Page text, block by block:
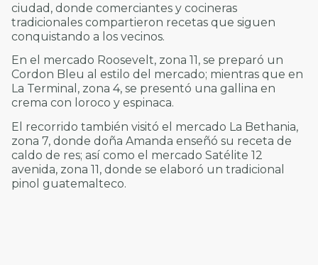
ciudad, donde comerciantes y cocineras
tradicionales compartieron recetas que siguen
conquistando a los vecinos.
En el mercado Roosevelt, zona 11, se preparó un
Cordon Bleu al estilo del mercado; mientras que en
La Terminal, zona 4, se presentó una gallina en
crema con loroco y espinaca.
El recorrido también visitó el mercado La Bethania,
zona 7, donde doña Amanda enseñó su receta de
caldo de res; así como el mercado Satélite 12
avenida, zona 11, donde se elaboró un tradicional
pinol guatemalteco.